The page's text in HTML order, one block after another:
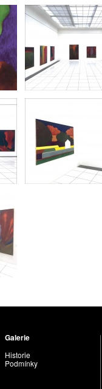
Galerie
Historie
Podmínky